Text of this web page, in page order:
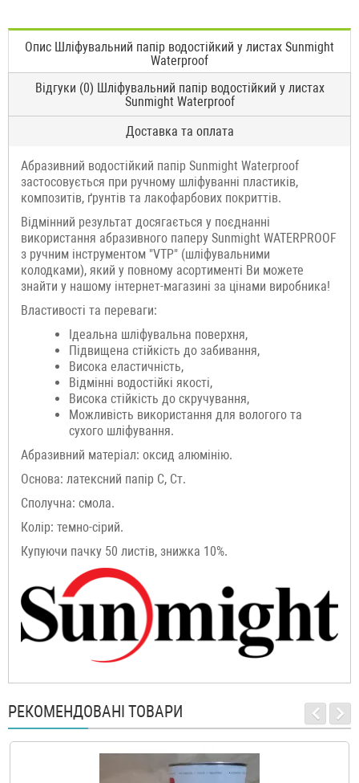
Опис Шліфувальний папір водостійкий у листах Sunmight
Waterproof
Відгуки (0) Шліфувальний папір водостійкий у листах
Sunmight Waterproof
Доставка та оплата
Абразивний водостійкий папір Sunmight Waterproof
застосовується при ручному шліфуванні пластиків,
композитів, ґрунтів та лакофарбових покриттів.
Відмінний результат досягається у поєднанні
використання абразивного паперу Sunmight WATERPROOF
з ручним інструментом "VTP" (шліфувальними
колодками), який у повному асортименті Ви можете
знайти у нашому інтернет-магазині за цінами виробника!
Властивості та переваги:
Ідеальна шліфувальна поверхня,
Підвищена стійкість до забивання,
Висока еластичність,
Відмінні водостійкі якості,
Висока стійкість до скручування,
Можливість використання для вологого та
сухого шліфування.
Абразивний матеріал: оксид алюмінію.
Основа: латексний папір С, Ст.
Сполучна: смола.
Колір: темно-сірий.
Купуючи пачку 50 листів, знижка 10%.
РЕКОМЕНДОВАНІ ТОВАРИ